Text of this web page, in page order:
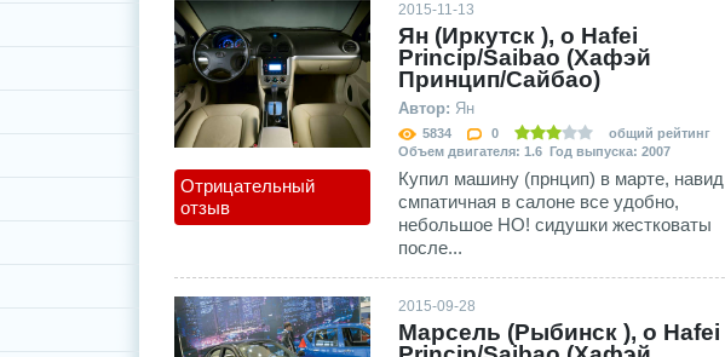
Отрицательный
отзыв
2015-11-13
Ян (Иркутск ), о Hafei
Princip/Saibao (Хафэй
Принцип/Сайбао)
Автор: Ян
5834 0
общий рейтинг
Объем двигателя: 1.6 Год выпуска: 2007
Купил машину (прнцип) в марте, навид
смпатичная в салоне все удобно,
небольшое НО! сидушки жестковаты
после...
2015-09-28
Марсель (Рыбинск ), о Hafei